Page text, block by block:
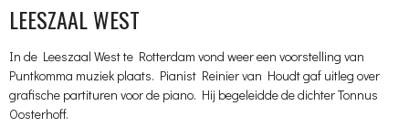
LEESZAAL WEST
In de Leeszaal West te Rotterdam vond weer een voorstelling van
Puntkomma muziek plaats. Pianist Reinier van Houdt gaf uitleg over
grafische partituren voor de piano. Hij begeleidde de dichter Tonnus
Oosterhoff.